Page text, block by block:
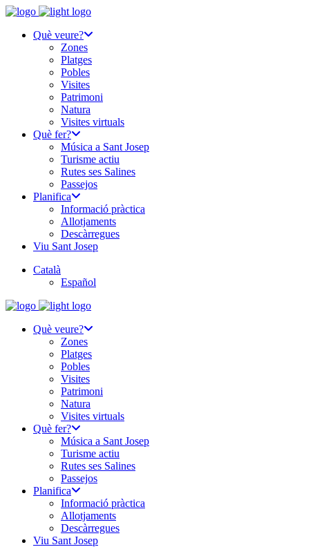
Què veure?
Zones
Platges
Pobles
Visites
Patrimoni
Natura
Visites virtuals
Què fer?
Música a Sant Josep
Turisme actiu
Rutes ses Salines
Passejos
Planifica
Informació pràctica
Allotjaments
Descàrregues
Viu Sant Josep
Català
Español
Què veure?
Zones
Platges
Pobles
Visites
Patrimoni
Natura
Visites virtuals
Què fer?
Música a Sant Josep
Turisme actiu
Rutes ses Salines
Passejos
Planifica
Informació pràctica
Allotjaments
Descàrregues
Viu Sant Josep